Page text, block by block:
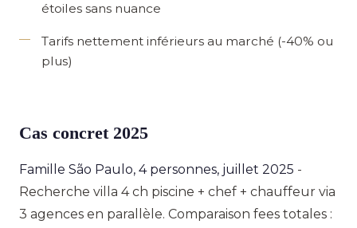
étoiles sans nuance
Tarifs nettement inférieurs au marché (-40% ou
plus)
Cas concret 2025
Famille São Paulo, 4 personnes, juillet 2025 -
Recherche villa 4 ch piscine + chef + chauffeur via
3 agences en parallèle. Comparaison fees totales :